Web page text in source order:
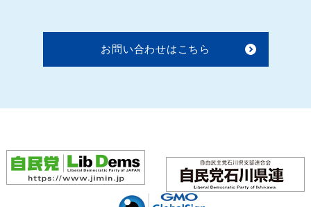
お問い合わせはこちら